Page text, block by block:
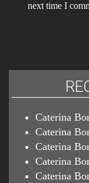
next time I
Caterina
Caterina
Caterina
Caterina
Caterina